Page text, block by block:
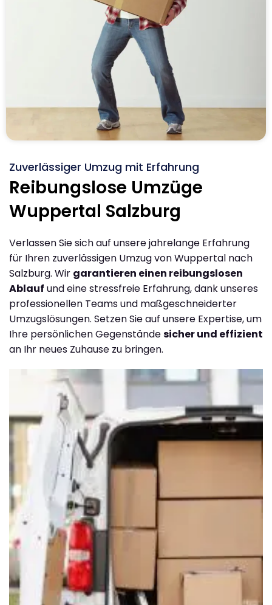
Zuverlässiger Umzug mit Erfahrung
Reibungslose Umzüge
Wuppertal Salzburg
Verlassen Sie sich auf unsere jahrelange Erfahrung
für Ihren zuverlässigen Umzug von Wuppertal nach
Salzburg. Wir garantieren einen reibungslosen
Ablauf und eine stressfreie Erfahrung, dank unseres
professionellen Teams und maßgeschneiderter
Umzugslösungen. Setzen Sie auf unsere Expertise, um
Ihre persönlichen Gegenständesicher und effizient
an Ihr neues Zuhause zu bringen.